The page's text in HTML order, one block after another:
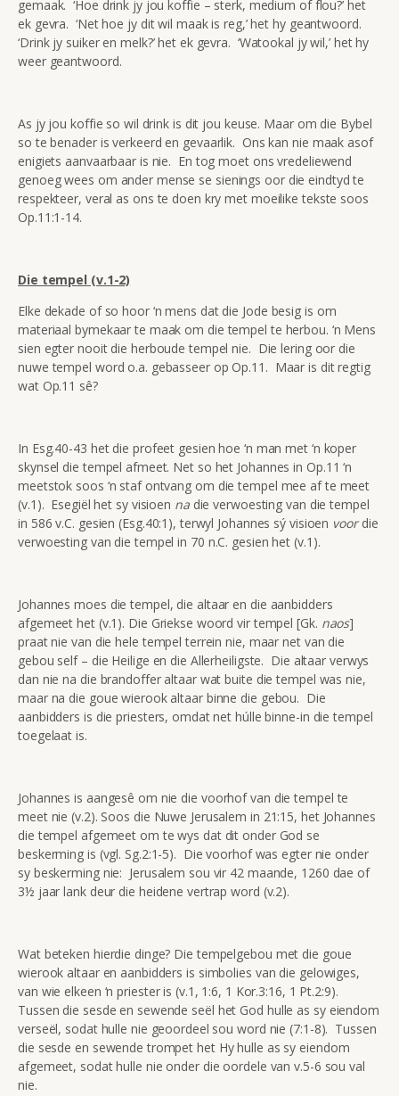
gemaak. ‘Hoe drink jy jou koffie – sterk, medium of flou?’ het
ek gevra. ‘Net hoe jy dit wil maak is reg,’ het hy geantwoord.
‘Drink jy suiker en melk?’ het ek gevra. ‘Watookal jy wil,’ het hy
weer geantwoord.
As jy jou koffie so wil drink is dit jou keuse. Maar om die Bybel
so te benader is verkeerd en gevaarlik. Ons kan nie maak asof
enigiets aanvaarbaar is nie. En tog moet ons vredeliewend
genoeg wees om ander mense se sienings oor die eindtyd te
respekteer, veral as ons te doen kry met moeilike tekste soos
Op.11:1-14.
Die tempel (v.1-2)
Elke dekade of so hoor ‘n mens dat die Jode besig is om
materiaal bymekaar te maak om die tempel te herbou. ‘n Mens
sien egter nooit die herboude tempel nie. Die lering oor die
nuwe tempel word o.a. gebasseer op Op.11. Maar is dit regtig
wat Op.11 sê?
In Esg.40-43 het die profeet gesien hoe ‘n man met ‘n koper
skynsel die tempel afmeet. Net so het Johannes in Op.11 ‘n
meetstok soos ‘n staf ontvang om die tempel mee af te meet
(v.1). Esegiël het sy visioen nadie verwoesting van die tempel
in 586 v.C. gesien (Esg.40:1), terwyl Johannes sý visioen voordie
verwoesting van die tempel in 70 n.C. gesien het (v.1).
Johannes moes die tempel, die altaar en die aanbidders
afgemeet het (v.1). Die Griekse woord vir tempel [Gk. naos]
praat nie van die hele tempel terrein nie, maar net van die
gebou self – die Heilige en die Allerheiligste. Die altaar verwys
dan nie na die brandoffer altaar wat buite die tempel was nie,
maar na die goue wierook altaar binne die gebou. Die
aanbidders is die priesters, omdat net húlle binne-in die tempel
toegelaat is.
Johannes is aangesê om nie die voorhof van die tempel te
meet nie (v.2). Soos die Nuwe Jerusalem in 21:15, het Johannes
die tempel afgemeet om te wys dat dit onder God se
beskerming is (vgl. Sg.2:1-5). Die voorhof was egter nie onder
sy beskerming nie: Jerusalem sou vir 42 maande, 1260 dae of
3½ jaar lank deur die heidene vertrap word (v.2).
Wat beteken hierdie dinge? Die tempelgebou met die goue
wierook altaar en aanbidders is simbolies van die gelowiges,
van wie elkeen ‘n priester is (v.1, 1:6, 1 Kor.3:16, 1 Pt.2:9).
Tussen die sesde en sewende seël het God hulle as sy eiendom
verseël, sodat hulle nie geoordeel sou word nie (7:1-8). Tussen
die sesde en sewende trompet het Hy hulle as sy eiendom
afgemeet, sodat hulle nie onder die oordele van v.5-6 sou val
nie.